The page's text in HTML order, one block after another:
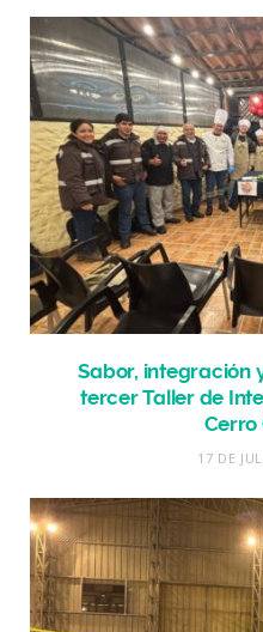
Sabor, integración
tercer Taller de
Cerro
17 DE